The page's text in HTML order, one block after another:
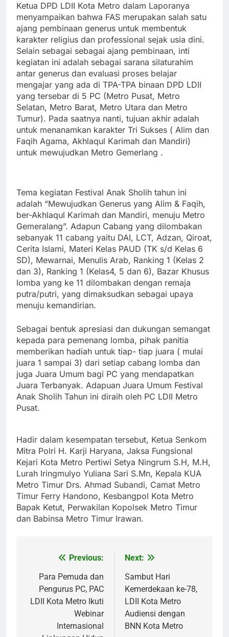
Ketua DPD LDII Kota Metro dalam Laporanya
menyampaikan bahwa FAS merupakan salah satu
ajang pembinaan generus untuk membentuk
karakter religius dan professional sejak usia dini.
Selain sebagai sebagai ajang pembinaan, inti
kegiatan ini adalah sebagai sarana silaturahim
antar generus dan evaluasi proses belajar
mengajar yang ada di TPA-TPA binaan DPD LDII
yang tersebar di 5 PC (Metro Pusat, Metro
Selatan, Metro Barat, Metro Utara dan Metro
Tumur). Pada saatnya nanti, tujuan akhir adalah
untuk menanamkan karakter Tri Sukses ( Alim dan
Faqih Agama, Akhlaqul Karimah dan Mandiri)
untuk mewujudkan Metro Gemerlang .
Tema kegiatan Festival Anak Sholih tahun ini
adalah “Mewujudkan Generus yang Alim & Faqih,
ber-Akhlaqul Karimah dan Mandiri, menuju Metro
Gemeralang”. Adapun Cabang yang dilombakan
sebanyak 11 cabang yaitu DAI, LCT, Adzan, Qiroat,
Cerita Islami, Materi Kelas PAUD (TK s/d Kelas 6
SD), Mewarnai, Menulis Arab, Ranking 1 (Kelas 2
dan 3), Ranking 1 (Kelas4, 5 dan 6), Bazar Khusus
lomba yang ke 11 dilombakan dengan remaja
putra/putri, yang dimaksudkan sebagai upaya
menuju kemandirian.
Sebagai bentuk apresiasi dan dukungan semangat
kepada para pemenang lomba, pihak panitia
memberikan hadiah untuk tiap- tiap juara ( mulai
juara 1 sampai 3) dari setiap cabang lomba dan
juga Juara Umum bagi PC yang mendapatkan
Juara Terbanyak. Adapuan Juara Umum Festival
Anak Sholih Tahun ini diraih oleh PC LDII Metro
Pusat.
Hadir dalam kesempatan tersebut, Ketua Senkom
Mitra Polri H. Karji Haryana, Jaksa Fungsional
Kejari Kota Metro Pertiwi Setya Ningrum S.H, M.H,
Lurah Iringmulyo Yuliana Sari S.Mn, Kepala KUA
Metro Timur Drs. Ahmad Subandi, Camat Metro
Timur Ferry Handono, Kesbangpol Kota Metro
Bapak Ketut, Perwakilan Kopolsek Metro Timur
dan Babinsa Metro Timur Irawan.
navigation
Previous:
Para Pemuda dan
Pengurus PC, PAC
LDII Kota Metro Ikuti
Webinar
Internasional
Next:
Sambut Hari
Kemerdekaan ke-78,
LDII Kota Metro
Audiensi dengan
BNN Kota Metro